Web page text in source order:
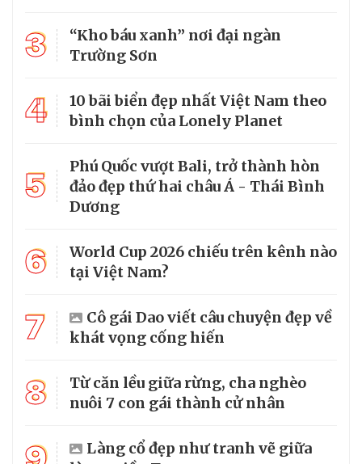
3
“Kho báu xanh” nơi đại ngàn
Trường Sơn
4
10 bãi biển đẹp nhất Việt Nam theo
bình chọn của Lonely Planet
5
Phú Quốc vượt Bali, trở thành hòn
đảo đẹp thứ hai châu Á - Thái Bình
Dương
6
World Cup 2026 chiếu trên kênh nào
tại Việt Nam?
7
Cô gái Dao viết câu chuyện đẹp về
khát vọng cống hiến
8
Từ căn lều giữa rừng, cha nghèo
nuôi 7 con gái thành cử nhân
Làng cổ đẹp như tranh vẽ giữa